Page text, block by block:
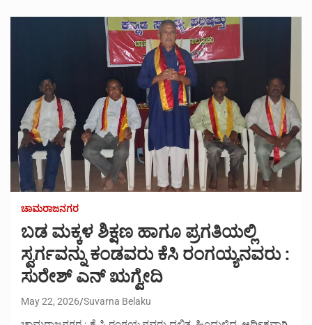
ಚಾಮರಾಜನಗರ
ಬಡ ಮಕ್ಕಳ ಶಿಕ್ಷಣ ಹಾಗೂ ಪ್ರಗತಿಯಲ್ಲಿ
ಸ್ವರ್ಗವನ್ನು ಕಂಡವರು ಕೆಸಿ ರಂಗಯ್ಯನವರು :
ಸುರೇಶ್ ಎನ್ ಋಗ್ವೇದಿ
May 22, 2026 Suvarna Belaku